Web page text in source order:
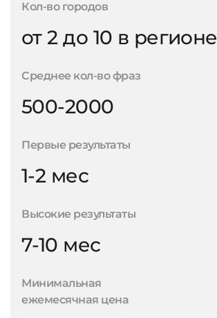
Кол-во городов
от 2 до 10 в регионе
Среднее кол-во фраз
500-2000
Первые результаты
1-2 мес
Высокие результаты
7-10 мес
Минимальная
ежемесячная цена